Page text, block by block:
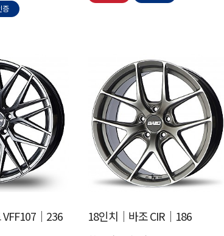
증
18인치│바조 CIR│186